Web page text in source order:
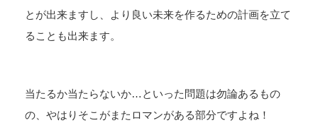
とが出来ますし、より良い未来を作るための計画を立て
ることも出来ます。
当たるか当たらないか…といった問題は勿論あるもの
の、やはりそこがまたロマンがある部分ですよね！